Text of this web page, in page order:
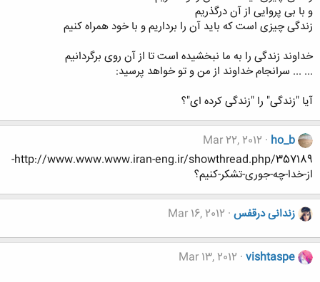
و با بی پروایی از آن درگذریم
زندگی چیزی است که باید آن را برداریم و با خود همراه کنیم
خداوند زندگی را به ما نبخشیده است تا از آن روی برگردانیم
... ... سرانجام خداوند از من و تو خواهد پرسید:
آیا "زندگی" را "زندگی کرده ای"؟
ho_b
Mar 22, 2012
http://www.www.www.iran-eng.ir/showthread.php/357189-
از-خدا-چه-جوری-تشکر-کنیم؟
زندانی درقفس Mar 16, 2012
vishtaspe
Mar 13, 2012